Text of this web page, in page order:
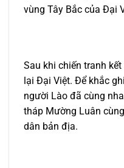
vùng Tây Bắc của Đại
Sau khi chiến tranh
lại Đại Việt. Để khắc
người Lào đã cùng
tháp Mường Luân
dân bản địa.